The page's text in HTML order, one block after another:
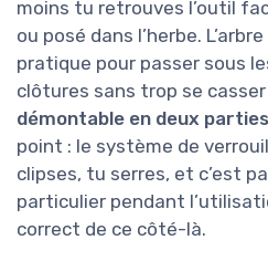
moins tu retrouves l’outil
ou posé dans l’herbe.
pratique pour passer sous
clôtures sans trop se
démontable en deux parties
point : le système de
clipses, tu serres, et c’est
particulier pendant
correct de ce côté-là.